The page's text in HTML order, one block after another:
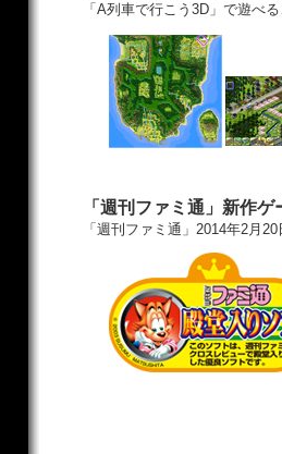
「A列車で行こう3D」で遊べ
「週刊ファミ通」新作
「週刊ファミ通」2014年2月